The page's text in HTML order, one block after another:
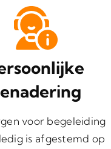
voor begeleiding
is afgestemd op